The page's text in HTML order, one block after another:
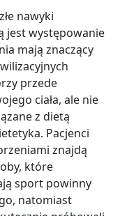
nawyki
jest występowanie
mają znaczący
przede
ciała, ale nie
z dietą
Pacjenci
znajdą
które
sport powinny
natomiast